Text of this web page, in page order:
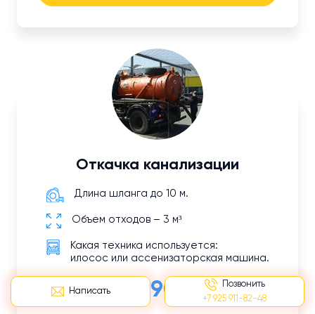
Написать
Позвонить
+7 925 911-82-48
Откачка канализации
Длина шланга до 10 м.
Объем отходов – 3 м³
Какая техника используется:
илосос или ассенизаторская машина.
от 2 190 руб